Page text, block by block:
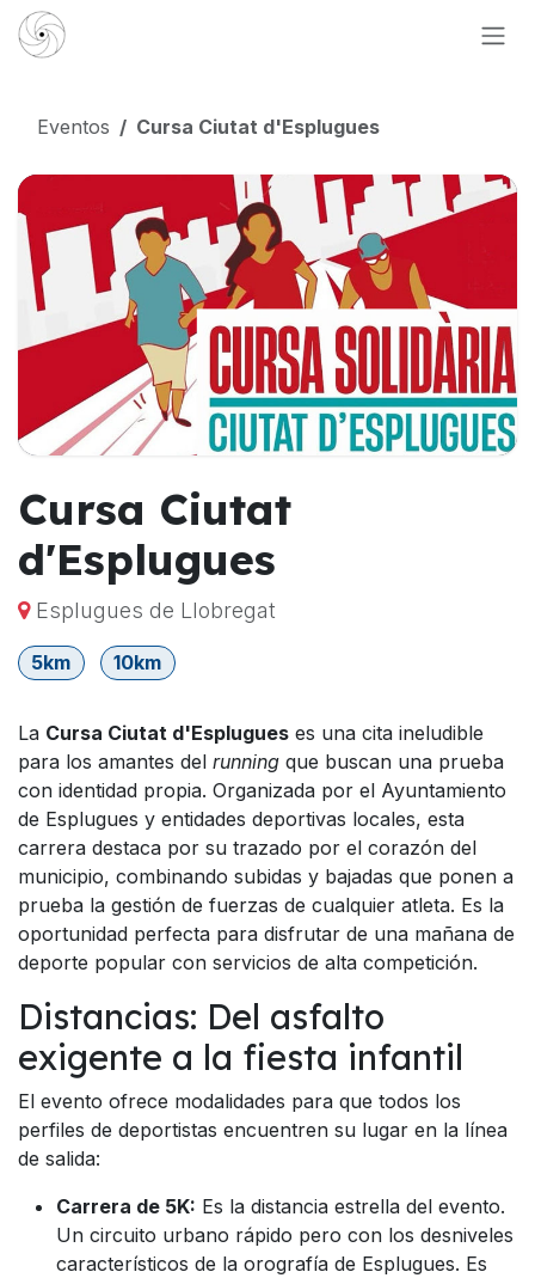
Ir al contenido
Eventos Cursa Ciutat d'Esplugues
Cursa Ciutat
d'Esplugues
Esplugues de Llobregat
5km 10km
La Cursa Ciutat d'Esplugues es una cita ineludible
para los amantes del running que buscan una prueba
con identidad propia. Organizada por el Ayuntamiento
de Esplugues y entidades deportivas locales, esta
carrera destaca por su trazado por el corazón del
municipio, combinando subidas y bajadas que ponen a
prueba la gestión de fuerzas de cualquier atleta. Es la
oportunidad perfecta para disfrutar de una mañana de
deporte popular con servicios de alta competición.
Distancias: Del asfalto
exigente a la fiesta infantil
El evento ofrece modalidades para que todos los
perfiles de deportistas encuentren su lugar en la línea
de salida:
Carrera de 5K: Es la distancia estrella del evento.
Un circuito urbano rápido pero con los desniveles
característicos de la orografía de Esplugues. Es